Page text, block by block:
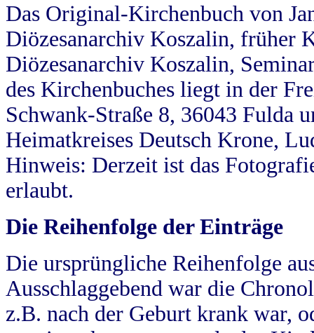
Das Original-Kirchenbuch von
Diözesanarchiv Koszalin, früher
Diözesanarchiv Koszalin,
des Kirchenbuches liegt in der
Schwank-Straße 8, 36043 Fulda
Heimatkreises Deutsch Krone,
Hinweis: Derzeit ist das
erlaubt.
Die Reihenfolge der Einträge
Die ursprüngliche Reihenfolge
Ausschlaggebend war die
z.B. nach der Geburt krank war,